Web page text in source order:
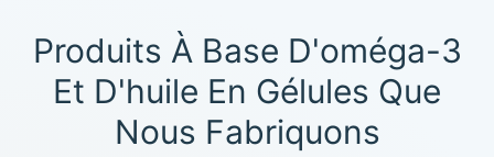
Produits À Base D'oméga-3
Et D'huile En Gélules Que
Nous Fabriquons